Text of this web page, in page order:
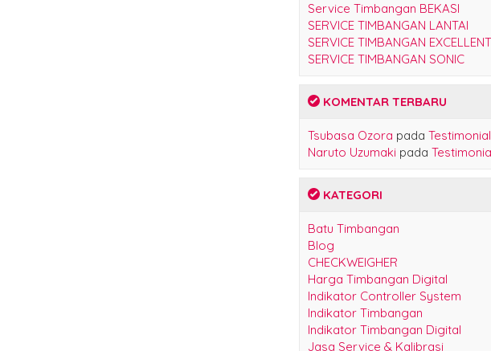
SERVICE TIMBANGAN LANTAI
SERVICE TIMBANGAN EXCELLENT
SERVICE TIMBANGAN SONIC
Naruto Uzumaki padaTestimonial
Blog
CHECKWEIGHER
Harga Timbangan Digital
Indikator Controller System
Indikator Timbangan
Indikator Timbangan Digital
Jasa Service & Kalibrasi
Load Cell